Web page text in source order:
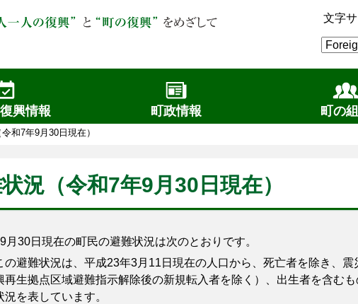
文字
興情報 町政情報 町の
和7年9月30日現在）
況（令和7年9月30日現在）
30日現在の町民の避難状況は次のとおりです。
避難状況は、平成23年3月11日現在の人口から、死亡者を除き、震
再生拠点区域避難指示解除後の新規転入者を除く）、出生者を含む
況を表しています。